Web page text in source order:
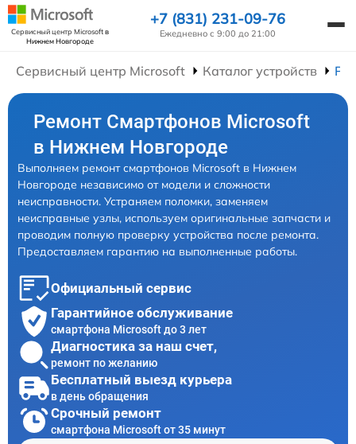
Сервисный центр Microsoftв
Нижнем Новгороде
+7 (831) 231-09-76
Ежедневно с 9:00 до 21:00
Сервисный центр Microsoft Каталог устройств
Ремонт Смартфонов Microsoft
в Нижнем Новгороде
Выполняем ремонт смартфонов Microsoft в Нижнем
Новгороде независимо от модели и сложности
неисправности. Устраняем поломки, заменяем
неисправные узлы, используем оригинальные запчасти и
проводим полную проверку устройства после ремонта.
Предоставляем гарантию на выполненные работы.
Официальный сервис
Гарантийное обслуживание
смартфона Microsoft до 3 лет
Диагностика за наш счет,
ремонт по желанию
Бесплатный выезд курьера
в день обращения
Срочный ремонт
смартфона Microsoft от 35 минут